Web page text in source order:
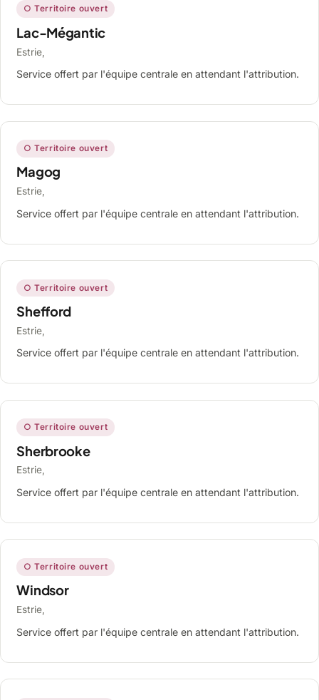
○ Territoire ouvert
Lac-Mégantic
Estrie,
Service offert par l'équipe centrale en attendant l'attribution.
○ Territoire ouvert
Magog
Estrie,
Service offert par l'équipe centrale en attendant l'attribution.
○ Territoire ouvert
Shefford
Estrie,
Service offert par l'équipe centrale en attendant l'attribution.
○ Territoire ouvert
Sherbrooke
Estrie,
Service offert par l'équipe centrale en attendant l'attribution.
○ Territoire ouvert
Windsor
Estrie,
Service offert par l'équipe centrale en attendant l'attribution.